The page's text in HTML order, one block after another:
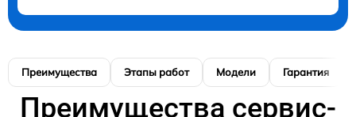
Преимущества Этапы работ Модели Гарантия
Преимущества сервис-